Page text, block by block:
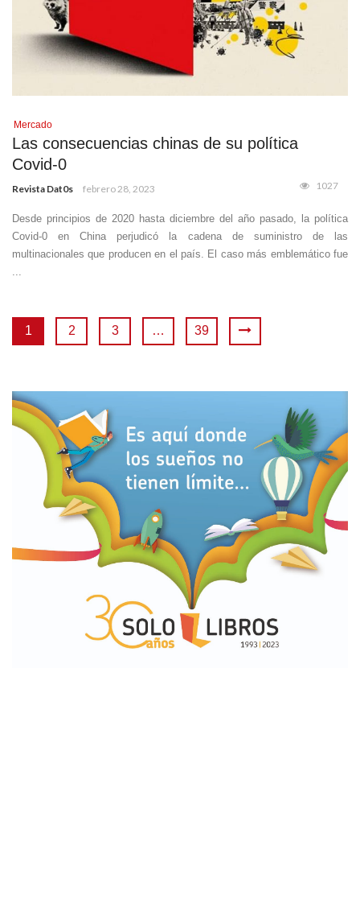
Mercado
Las consecuencias chinas de su política
Covid-0
Revista Dat0s febrero 28, 2023 1027
Desde principios de 2020 hasta diciembre del año pasado, la política
Covid-0 en China perjudicó la cadena de suministro de las
multinacionales que producen en el país. El caso más emblemático fue
...
1 2 3 … 39